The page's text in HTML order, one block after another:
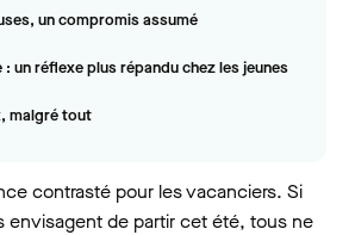
un compromis assumé
un réflexe plus répandu chez les jeunes
malgré tout
contrasté pour les vacanciers. Si
envisagent de partir cet été, tous ne